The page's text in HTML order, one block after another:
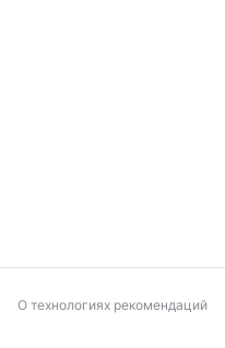
О технологиях рекомендаций